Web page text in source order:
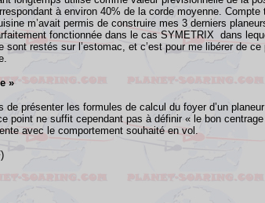
à environ 40% de la corde moyenne. Compte
m’avait permis de construire mes 3 derniers
fonctionnée dans le cas SYMETRIX dans
restés sur l’estomac, et c’est pour me libérer de ce
»
présenter les formules de calcul du foyer d’un
point ne suffit cependant pas à définir « le bon
avec le comportement souhaité en vol.